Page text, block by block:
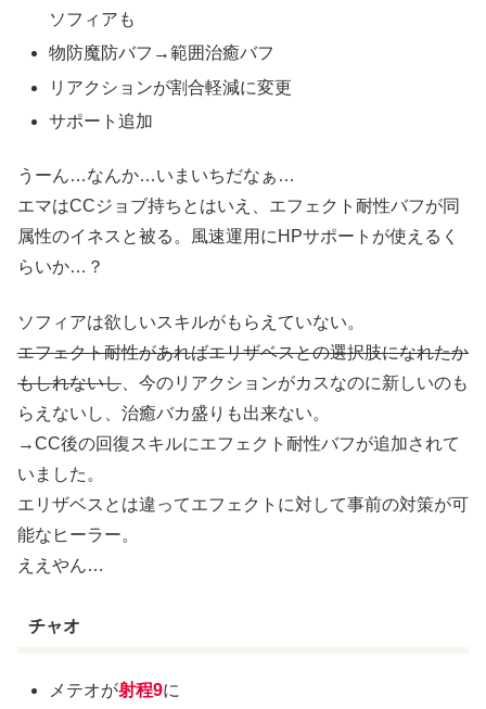
ソフィアも
物防魔防バフ→範囲治癒バフ
リアクションが割合軽減に変更
サポート追加
うーん…なんか…いまいちだなぁ…
エマはCCジョブ持ちとはいえ、エフェクト耐性バフが同
属性のイネスと被る。風速運用にHPサポートが使えるく
らいか…？
ソフィアは欲しいスキルがもらえていない。
エフェクト耐性があればエリザベスとの選択肢になれたか
もしれないし 、今のリアクションがカスなのに新しいのも
らえないし、治癒バカ盛りも出来ない。
→CC後の回復スキルにエフェクト耐性バフが追加されて
いました。
エリザベスとは違ってエフェクトに対して事前の対策が可
能なヒーラー。
ええやん…
チャオ
メテオが射程9に